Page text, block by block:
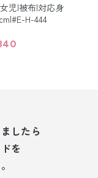
児|被布|対応身
H-444
したら
を